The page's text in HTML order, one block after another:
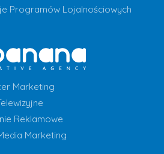
Programów Lojalnościowych
Marketing
Reklamowe
Marketing